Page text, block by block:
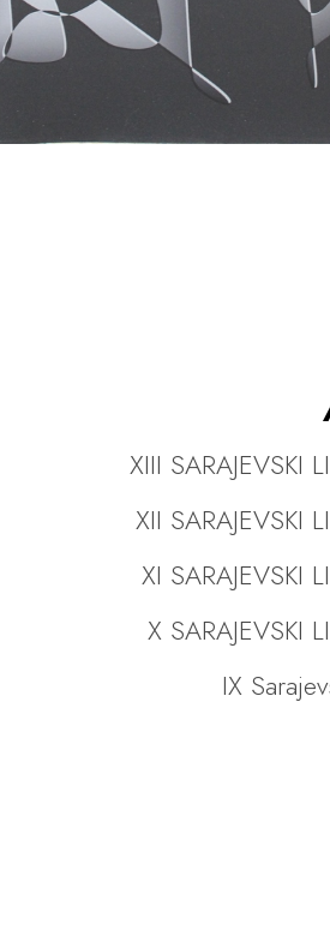
XIII SARAJEVSKI
XII SARAJEVSKI
XI SARAJEVSKI
X SARAJEVSKI
IX